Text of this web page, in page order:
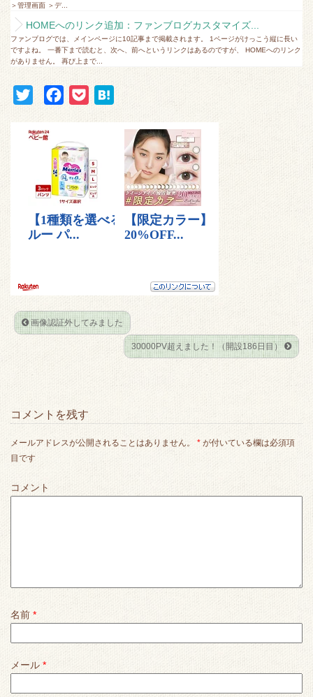
＞管理画面 ＞デ...
HOMEへのリンク追加：ファンブログカスタマイズ...
ファンブログでは、メインページに10記事まで掲載されます。 1ページがけっこう縦に長い
ですよね。 一番下まで読むと、次へ、前へというリンクはあるのですが、 HOMEへのリンク
がありません。 再び上まで...
i
e
r
e
b
o
o
k
e
t
画像認証外してみました
30000PV超えました！（開設186日目）
コメントを残す
メールアドレスが公開されることはありません。 * が付いている欄は必須項
目です
コメント
名前 *
メール *